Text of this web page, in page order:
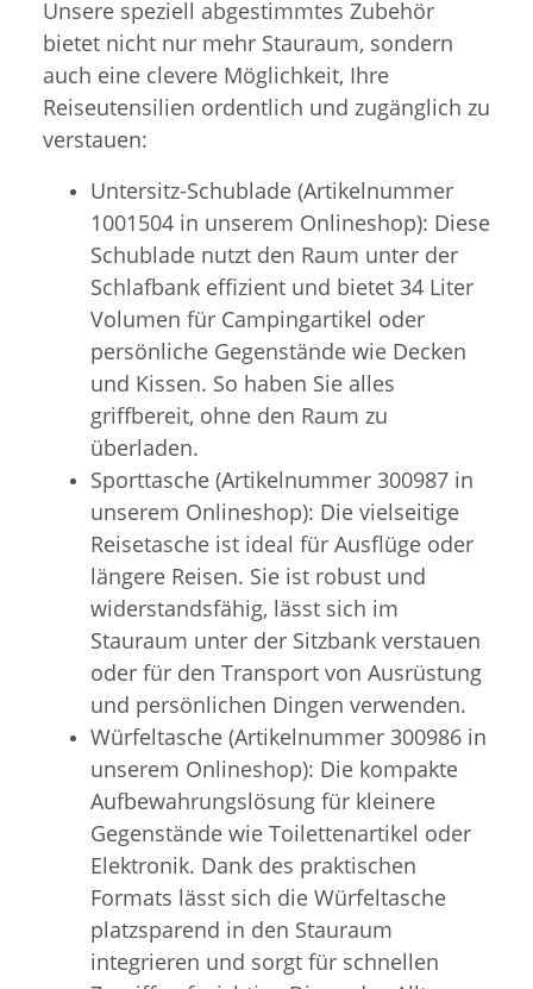
Unsere speziell abgestimmtes Zubehör
bietet nicht nur mehr Stauraum, sondern
auch eine clevere Möglichkeit, Ihre
Reiseutensilien ordentlich und zugänglich zu
verstauen:
Untersitz-Schublade (Artikelnummer
1001504 in unserem Onlineshop): Diese
Schublade nutzt den Raum unter der
Schlafbank effizient und bietet 34 Liter
Volumen für Campingartikel oder
persönliche Gegenstände wie Decken
und Kissen. So haben Sie alles
griffbereit, ohne den Raum zu
überladen.
Sporttasche (Artikelnummer 300987 in
unserem Onlineshop): Die vielseitige
Reisetasche ist ideal für Ausflüge oder
längere Reisen. Sie ist robust und
widerstandsfähig, lässt sich im
Stauraum unter der Sitzbank verstauen
oder für den Transport von Ausrüstung
und persönlichen Dingen verwenden.
Würfeltasche (Artikelnummer 300986 in
unserem Onlineshop): Die kompakte
Aufbewahrungslösung für kleinere
Gegenstände wie Toilettenartikel oder
Elektronik. Dank des praktischen
Formats lässt sich die Würfeltasche
platzsparend in den Stauraum
integrieren und sorgt für schnellen